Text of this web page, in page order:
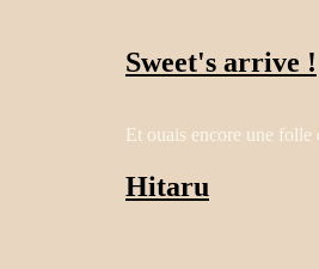
Sweet's arrive !
Et ouais encore une folle
Hitaru